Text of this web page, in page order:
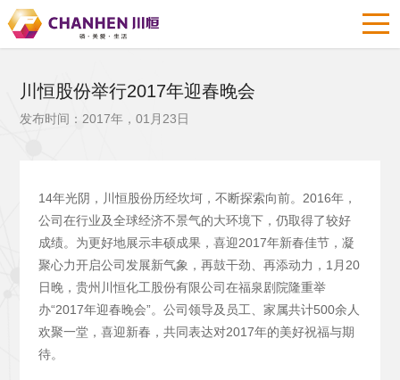
川恒股份举行2017年迎春晚会
发布时间：2017年，01月23日
14年光阴，川恒股份历经坎坷，不断探索向前。2016年，
公司在行业及全球经济不景气的大环境下，仍取得了较好
成绩。为更好地展示丰硕成果，喜迎2017年新春佳节，凝
聚心力开启公司发展新气象，再鼓干劲、再添动力，1月20
日晚，贵州川恒化工股份有限公司在福泉剧院隆重举
办“2017年迎春晚会”。公司领导及员工、家属共计500余人
欢聚一堂，喜迎新春，共同表达对2017年的美好祝福与期
待。